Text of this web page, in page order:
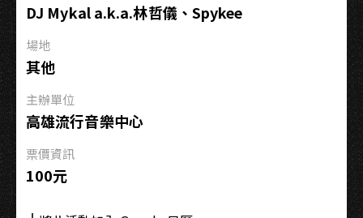
製
前
幕
談
DJ Mykal a.k.a.林哲儀、Spykee
場地
其他
主辦單位
高雄流行音樂中心
票價資訊
100元